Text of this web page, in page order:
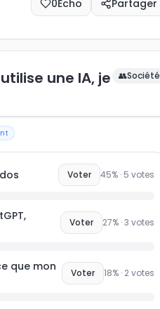
0Echo Partager
une IA, je
👥Société
Voter 45% · 5 votes
Voter 27% ·3 votes
que mon
Voter 18% · 2votes